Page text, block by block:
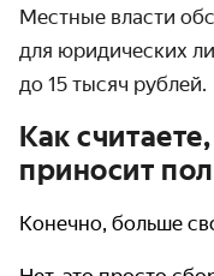
Местные власти
для юридических
до 15 тысяч рублей.
Как
приносит
Конечно, больше